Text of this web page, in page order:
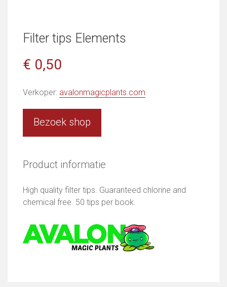
Filter tips Elements
€ 0,50
Verkoper: avalonmagicplants.com
Bezoek shop
Product informatie
High quality filter tips. Guaranteed chlorine and
chemical free. 50 tips per book.